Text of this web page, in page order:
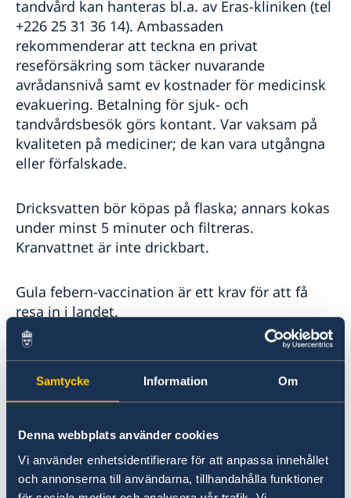
Samtycke Information Om
Denna webbplats använder cookies
Vi använder enhetsidentifierare för att anpassa innehållet
och annonserna till användarna, tillhandahålla funktioner
Trafiksäkerhet
Om olyckan är framme
tandvård kan hanteras bl.a. av Eras-kliniken (tel
+226 25 31 36 14). Ambassaden
rekommenderar att teckna en privat
reseförsäkring som täcker nuvarande
avrådansnivå samt ev kostnader för medicinsk
evakuering. Betalning för sjuk- och
tandvårdsbesök görs kontant. Var vaksam på
kvaliteten på mediciner; de kan vara utgångna
eller förfalskade.
Dricksvatten bör köpas på flaska; annars kokas
under minst 5 minuter och filtreras.
Kranvattnet är inte drickbart.
Gula febern-vaccination är ett krav för att få
resa in i landet.
Det finns inte längre krav på nyligt PCR-test
eller covid-vaccinationsbevis för in- och utresa
Malaria är mycket vanligt förekommande
(endemiskt), särskilt under regnperioden juni-
oktober. Malariaprofylax och användning av